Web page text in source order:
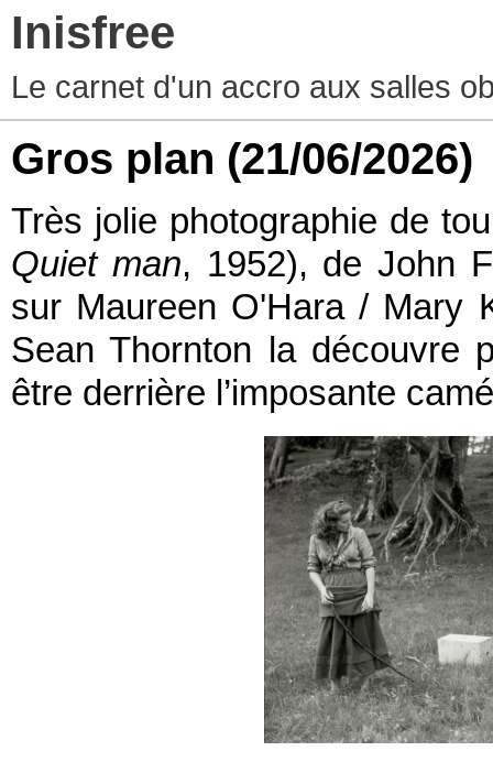
Inisfree
Le carnet d'un accro aux salles
Gros plan (21/06/2026)
Très jolie photographie de
Quiet man, 1952), de John
sur Maureen O'Hara / Mary
Sean Thornton la découvre
être derrière l’imposante